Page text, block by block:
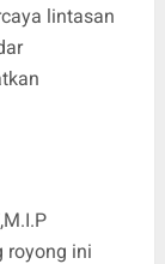
lintasan
royong ini